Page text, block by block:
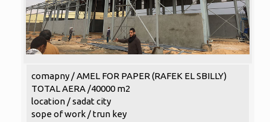
comapny / AMEL FOR PAPER (RAFEK EL SBILLY)
TOTAL AERA /40000 m2
location / sadat city
sope of work / trun key